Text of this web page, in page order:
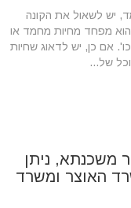
יש לשאול את הקונה
הוא מפחד מחיות מחמד או
אם כן, יש לדאוג שחיות
של...
משכנתא, ניתן
האוצר ומשרד